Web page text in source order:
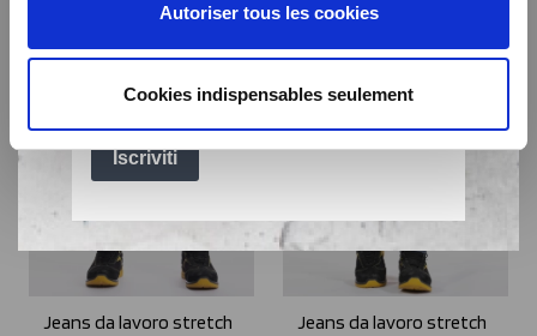
Autoriser tous les cookies
Cookies indispensables seulement
Jeans da lavoro stretch
Jeans da lavoro stretch